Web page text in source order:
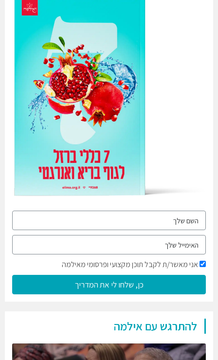
אני מאשר/ת לקבל תוכן מקצועי ופרסומי מאילמה
כן, שלחו לי את המדריך
להתרגש עם אילמה